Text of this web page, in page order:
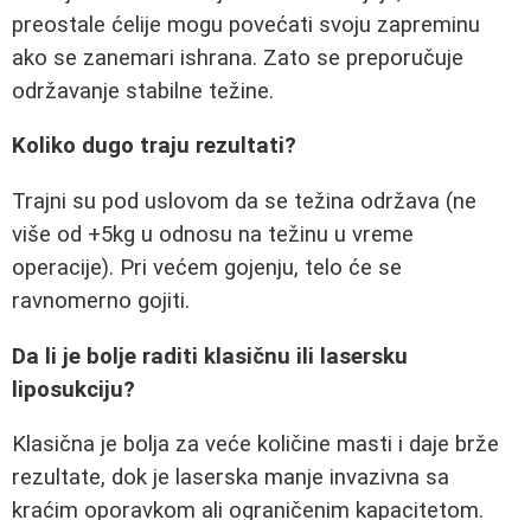
preostale ćelije mogu povećati svoju zapreminu
ako se zanemari ishrana. Zato se preporučuje
održavanje stabilne težine.
Koliko dugo traju rezultati?
Trajni su pod uslovom da se težina održava (ne
više od +5kg u odnosu na težinu u vreme
operacije). Pri većem gojenju, telo će se
ravnomerno gojiti.
Da li je bolje raditi klasičnu ili lasersku
liposukciju?
Klasična je bolja za veće količine masti i daje brže
rezultate, dok je laserska manje invazivna sa
kraćim oporavkom ali ograničenim kapacitetom.